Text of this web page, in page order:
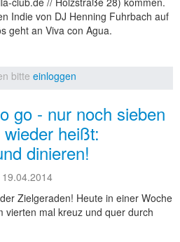
Indie von DJ Henning Fuhrbach auf
geht an Viva con Agua.
bitte einloggen
go - nur noch sieben
heißt:
dinieren!
Zielgeraden! Heute in einer Woche
vierten mal kreuz und quer durch